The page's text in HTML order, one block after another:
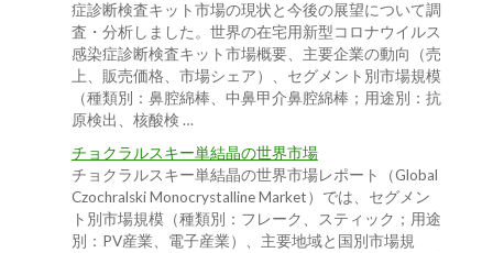
症診断検査キット市場の現状と今後の展望について調
査・分析しました。世界の在宅用新型コロナウイルス
感染症診断検査キット市場概要、主要企業の動向（売
上、販売価格、市場シェア）、セグメント別市場規模
（種類別：鼻腔綿棒、中鼻甲介鼻腔綿棒；用途別：抗
原検出、核酸検 …
チョクラルスキー単結晶の世界市場
チョクラルスキー単結晶の世界市場レポート（Global
Czochralski Monocrystalline Market）では、セグメン
ト別市場規模（種類別：フレーク、スティック；用途
別：PV産業、電子産業）、主要地域と国別市場規